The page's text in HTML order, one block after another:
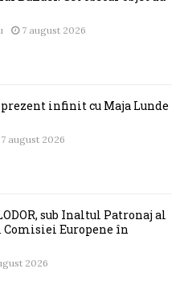
7 august 2026
infinit cu Maja Lunde
7 august 2026
sub Înaltul Patronaj al
Comisiei Europene în
2026